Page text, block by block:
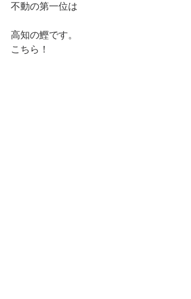
不動の第一位は
高知の鰹です。
こちら！